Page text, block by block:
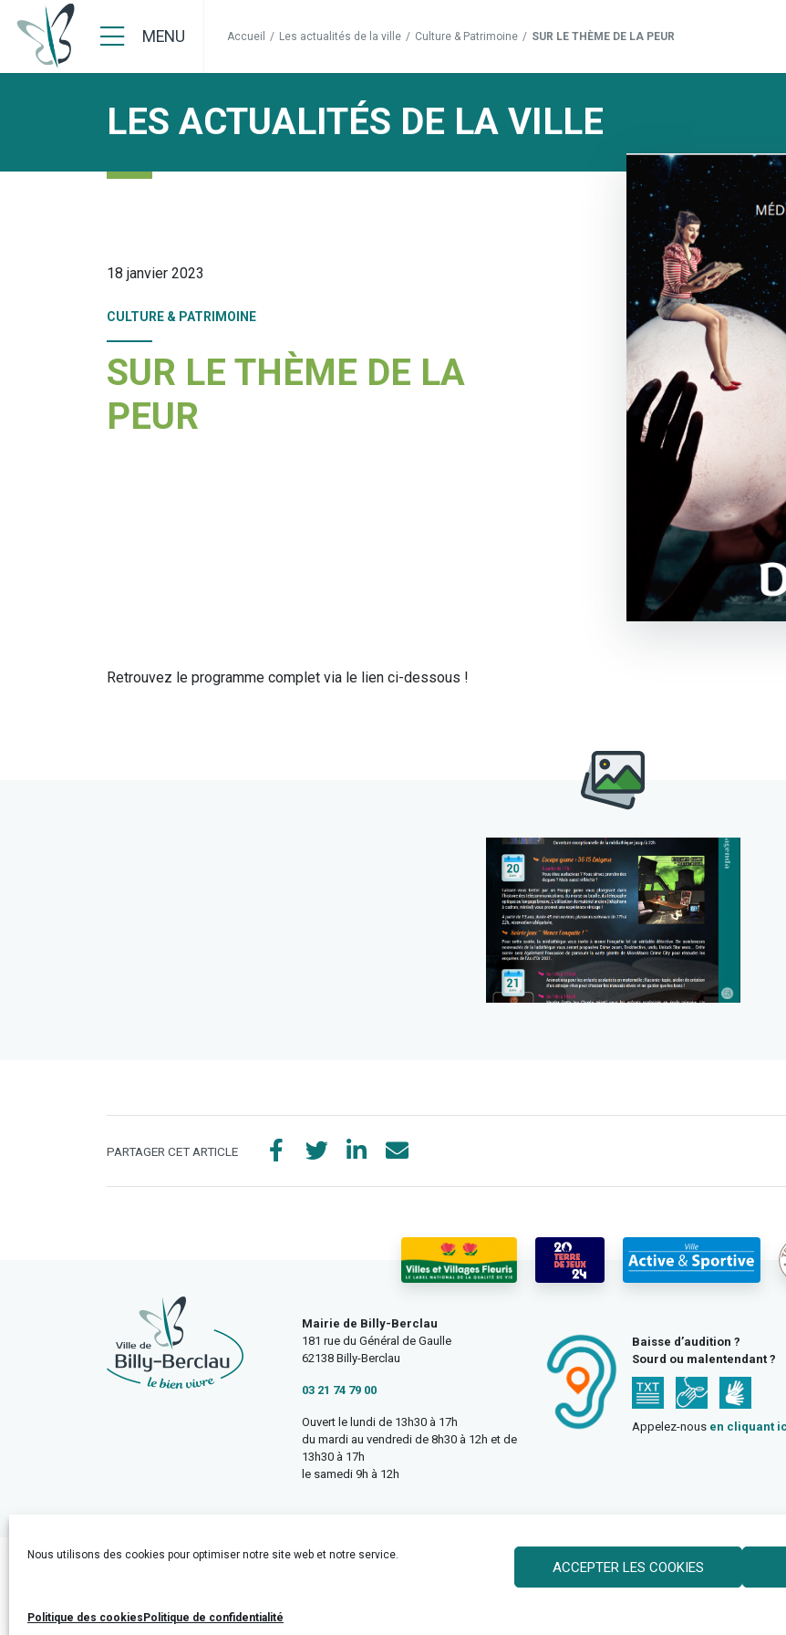
Nous utilisons des cookies pour optimiser notre site web et notre service.
ACCEPTER LES COOKIES
Politique des cookies Politique de confidentialité
MENU Accueil / Les actualités de la ville / Culture & Patrimoine / SUR LE THÈME DE LA PEUR
LES ACTUALITÉS DE LA VILLE
18 janvier 2023
CULTURE & PATRIMOINE
SUR LE THÈME DE LA
PEUR
Retrouvez le programme complet via le lien ci-dessous !
PARTAGER CET ARTICLE
Mairie de Billy-Berclau
181 rue du Général de Gaulle
62138 Billy-Berclau
03 21 74 79 00
Ouvert le lundi de 13h30 à 17h
du mardi au vendredi de 8h30 à 12h et de
13h30 à 17h
le samedi 9h à 12h
Baisse d’audition ?
Sourd ou malentendant ?
Appelez-nous en cliquant